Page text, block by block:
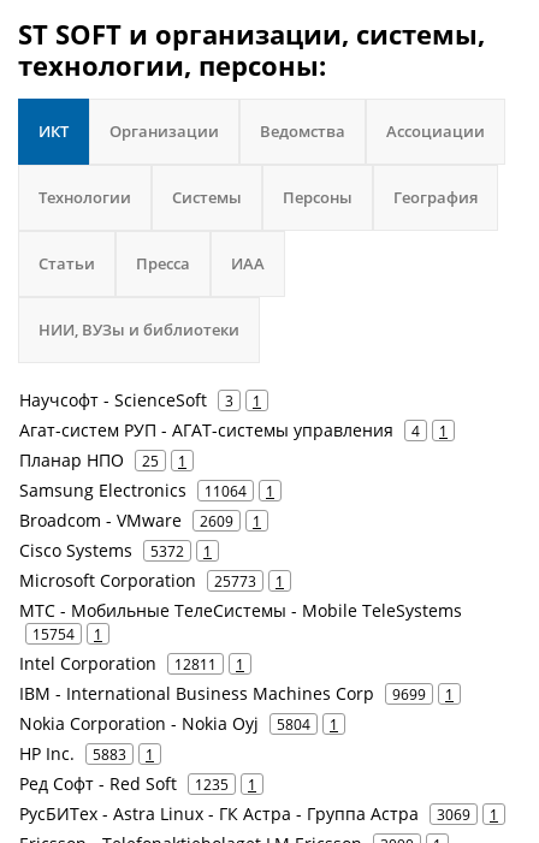
ST SOFT и организации, системы,
технологии, персоны:
ИКТ Организации Ведомства Ассоциации
Технологии Системы Персоны География
Статьи Пресса ИАА
НИИ, ВУЗы и библиотеки
Научсофт - ScienceSoft 3 1
Агат-систем РУП - АГАТ-системы управления 4 1
Планар НПО 25 1
Samsung Electronics 11064 1
Broadcom - VMware 2609 1
Cisco Systems 5372 1
Microsoft Corporation 25773 1
МТС - Мобильные ТелеСистемы - Mobile TeleSystems
15754 1
Intel Corporation 12811 1
IBM - International Business Machines Corp 9699 1
Nokia Corporation - Nokia Oyj 5804 1
HP Inc. 5883 1
Ред Софт - Red Soft 1235 1
РусБИТех - Astra Linux - ГК Астра - Группа Астра 3069 1